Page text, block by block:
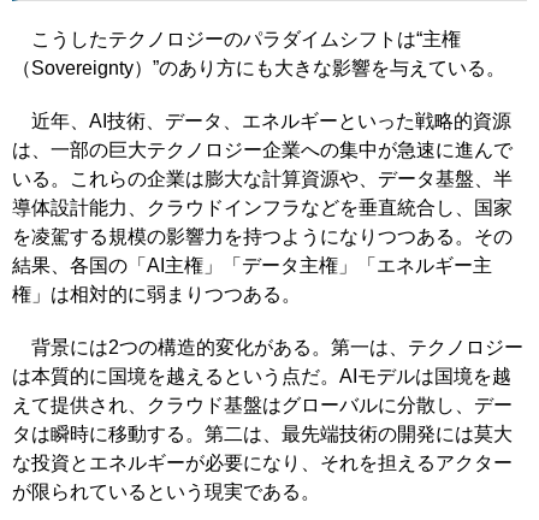
こうしたテクノロジーのパラダイムシフトは“主権
（Sovereignty）”のあり方にも大きな影響を与えている。
近年、AI技術、データ、エネルギーといった戦略的資源
は、一部の巨大テクノロジー企業への集中が急速に進んで
いる。これらの企業は膨大な計算資源や、データ基盤、半
導体設計能力、クラウドインフラなどを垂直統合し、国家
を凌駕する規模の影響力を持つようになりつつある。その
結果、各国の「AI主権」「データ主権」「エネルギー主
権」は相対的に弱まりつつある。
背景には2つの構造的変化がある。第一は、テクノロジー
は本質的に国境を越えるという点だ。AIモデルは国境を越
えて提供され、クラウド基盤はグローバルに分散し、デー
タは瞬時に移動する。第二は、最先端技術の開発には莫大
な投資とエネルギーが必要になり、それを担えるアクター
が限られているという現実である。